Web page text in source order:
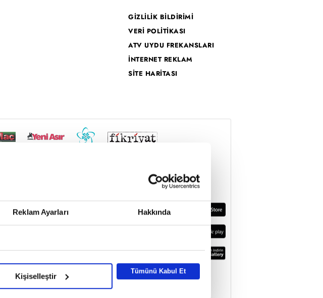
Reklam Ayarları Hakkında
Kişiselleştir
Tümünü Kabul Et
GİZLİLİK BİLDİRİMİ
VERİ POLİTİKASI
ATV UYDU FREKANSLARI
İNTERNET REKLAM
SİTE HARİTASI